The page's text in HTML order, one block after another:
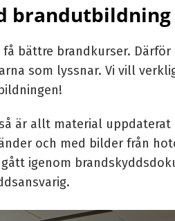
brandutbildning
bättre brandkurser.
som lyssnar. Vi vill
är allt material
och med bilder från
igenom